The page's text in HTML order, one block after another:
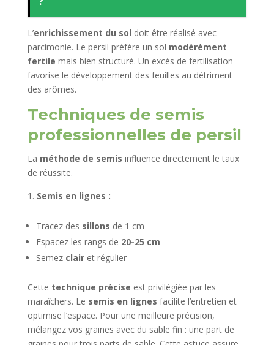
L’enrichissement du sol doit être réalisé avec
parcimonie. Le persil préfère un sol modérément
fertile mais bien structuré. Un excès de fertilisation
favorise le développement des feuilles au détriment
des arômes.
Techniques de semis
professionnelles de persil
La méthode de semis influence directement le taux
de réussite.
Semis en lignes :
Tracez des sillons de 1 cm
Espacez les rangs de 20-25 cm
Semez clairet régulier
Cette technique précise est privilégiée par les
maraîchers. Le semis en lignes facilite l’entretien et
optimise l’espace. Pour une meilleure précision,
mélangez vos graines avec du sable fin : une part de